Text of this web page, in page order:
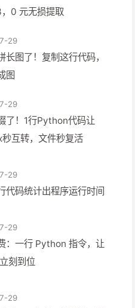
0 元无损提取
29
长图了！复制这行代码，
图
29
了！1行Python代码让
互转，文件秒复活
29
代码统计出程序运行时间
29
：一行 Python 指令，让
刻到位
29